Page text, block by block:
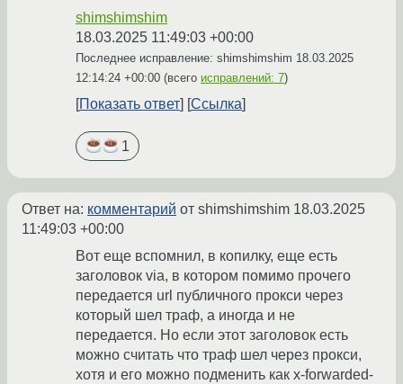
shimshimshim
18.03.2025 11:49:03 +00:00
Последнее исправление: shimshimshim 18.03.2025
12:14:24 +00:00 (всего исправлений: 7)
Показать ответ Ссылка
1
Ответ на: комментарий от shimshimshim 18.03.2025
11:49:03 +00:00
Вот еще вспомнил, в копилку, еще есть
заголовок via, в котором помимо прочего
передается url публичного прокси через
который шел траф, а иногда и не
передается. Но если этот заголовок есть
можно считать что траф шел через прокси,
хотя и его можно подменить как x-forwarded-